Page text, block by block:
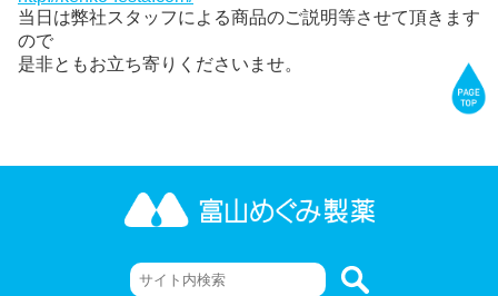
当日は弊社スタッフによる商品のご説明等させて頂きます
ので
是非ともお立ち寄りくださいませ。